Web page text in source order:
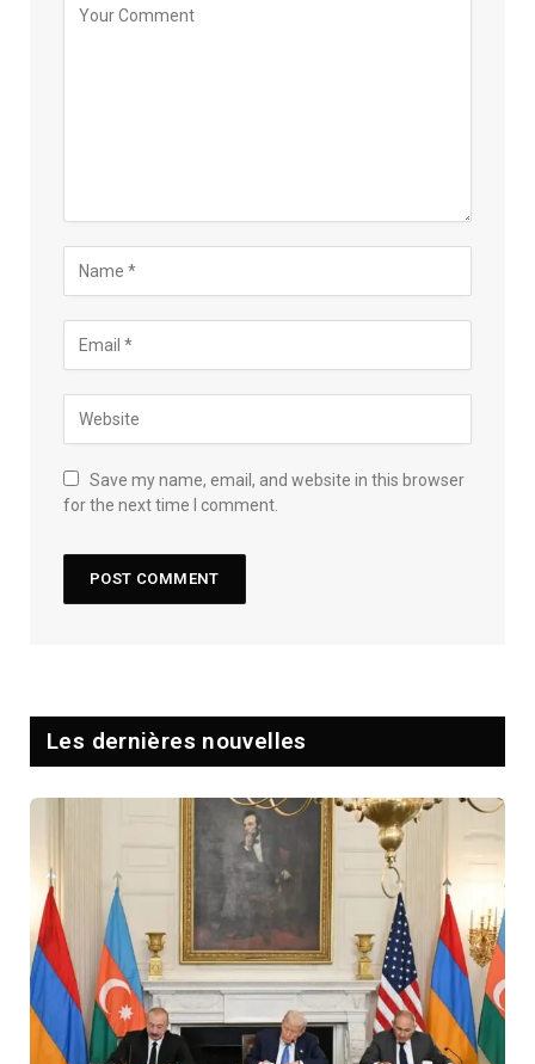
Save my name, email, and website in this browser
for the next time I comment.
Les dernières nouvelles